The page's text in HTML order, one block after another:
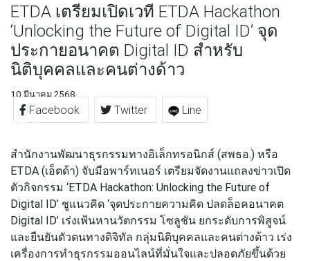
ETDA เตรียมเปิดเวที ETDA Hackathon
‘Unlocking the Future of Digital ID’ จุด
ประกายอนาคต Digital ID สำหรับ
นิติบุคคลและคนต่างด้าว
10 มีนาคม 2568
Facebook Twitter Line
สำนักงานพัฒนาธุรกรรมทางอิเล็กทรอนิกส์ (สพธอ.) หรือ
ETDA (เอ็ตด้า) จับมือพาร์ทเนอร์ เตรียมจัดงานแถลงข่าวเปิด
ตัวกิจกรรม ‘ETDA Hackathon: Unlocking the Future of
Digital ID’ ชูแนวคิด ‘จุดประกายความคิด ปลดล็อคอนาคต
Digital ID’ เร่งเฟ้นหานวัตกรรม โซลูชัน ยกระดับการพิสูจน์
และยืนยันตัวตนทางดิจิทัล กลุ่มนิติบุคคลและคนต่างด้าว เร่ง
เครื่องการทำธุรกรรมออนไลน์ที่มั่นใจและปลอดภัยขึ้นด้วย